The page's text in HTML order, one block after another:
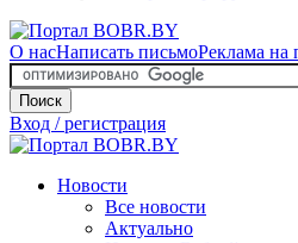
О насНаписать письмоРеклама на
Поиск
Вход / регистрация
Новости
Все новости
Актуально